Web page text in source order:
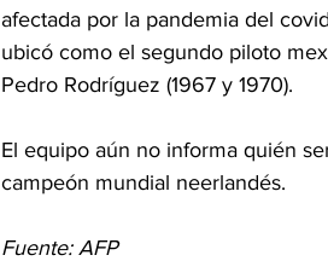
afectada por la pandemia del
ubicó como el segundo piloto
Pedro Rodríguez (1967 y 1970).
El equipo aún no informa quién
campeón mundial neerlandés.
Fuente: AFP